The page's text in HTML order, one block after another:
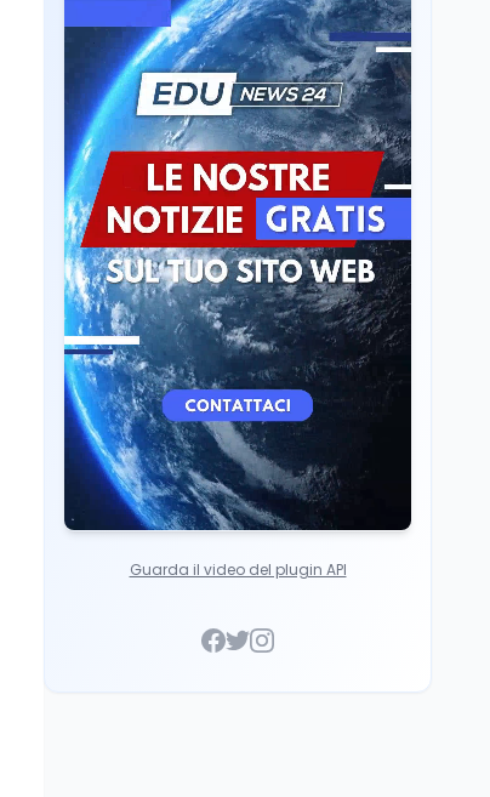
riapertura il 9
settembre tra legge
elettorale e Rai. La
premier Meloni attesa a
Bari il 4 settembre per
celebrare il governo più
longevo dell’Italia
repubblicana
Cultura7 ago
Ravenna, il settembre
dantesco nel 705°
anniversario della morte
del Sommo Poeta
Cultura 7 ago
Franca Ghitti a Santa
Giulia: il quarto capitolo
dei Palcoscenici
Guarda il video del plugin API